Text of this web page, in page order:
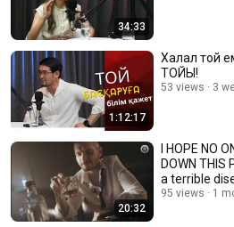
34:33
1:12:17
Халал той
ТОЙЫ!
53 views 3
20:32
I HOPE NO
DOWN THIS
a terrible
95 views 1